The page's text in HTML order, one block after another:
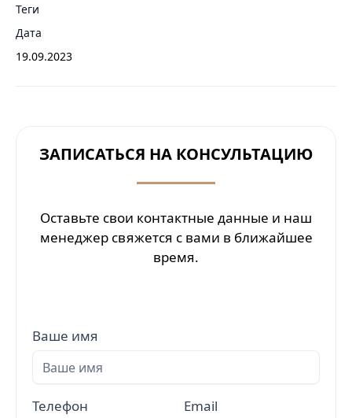
Теги
Дата
19.09.2023
ЗАПИСАТЬСЯ НА КОНСУЛЬТАЦИЮ
Оставьте свои контактные данные и наш
менеджер свяжется с вами в ближайшее
время.
Ваше имя
Телефон Email